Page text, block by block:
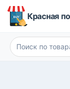
Перейти
Красная
Искать: